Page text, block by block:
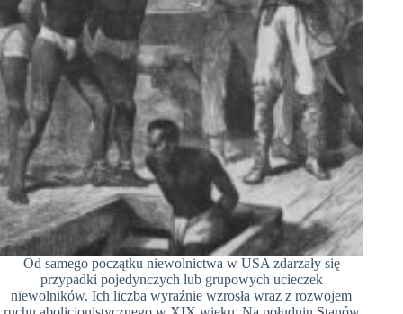
Od samego początku niewolnictwa w USA zdarzały się
przypadki pojedynczych lub grupowych ucieczek
niewolników. Ich liczba wyraźnie wzrosła wraz z rozwojem